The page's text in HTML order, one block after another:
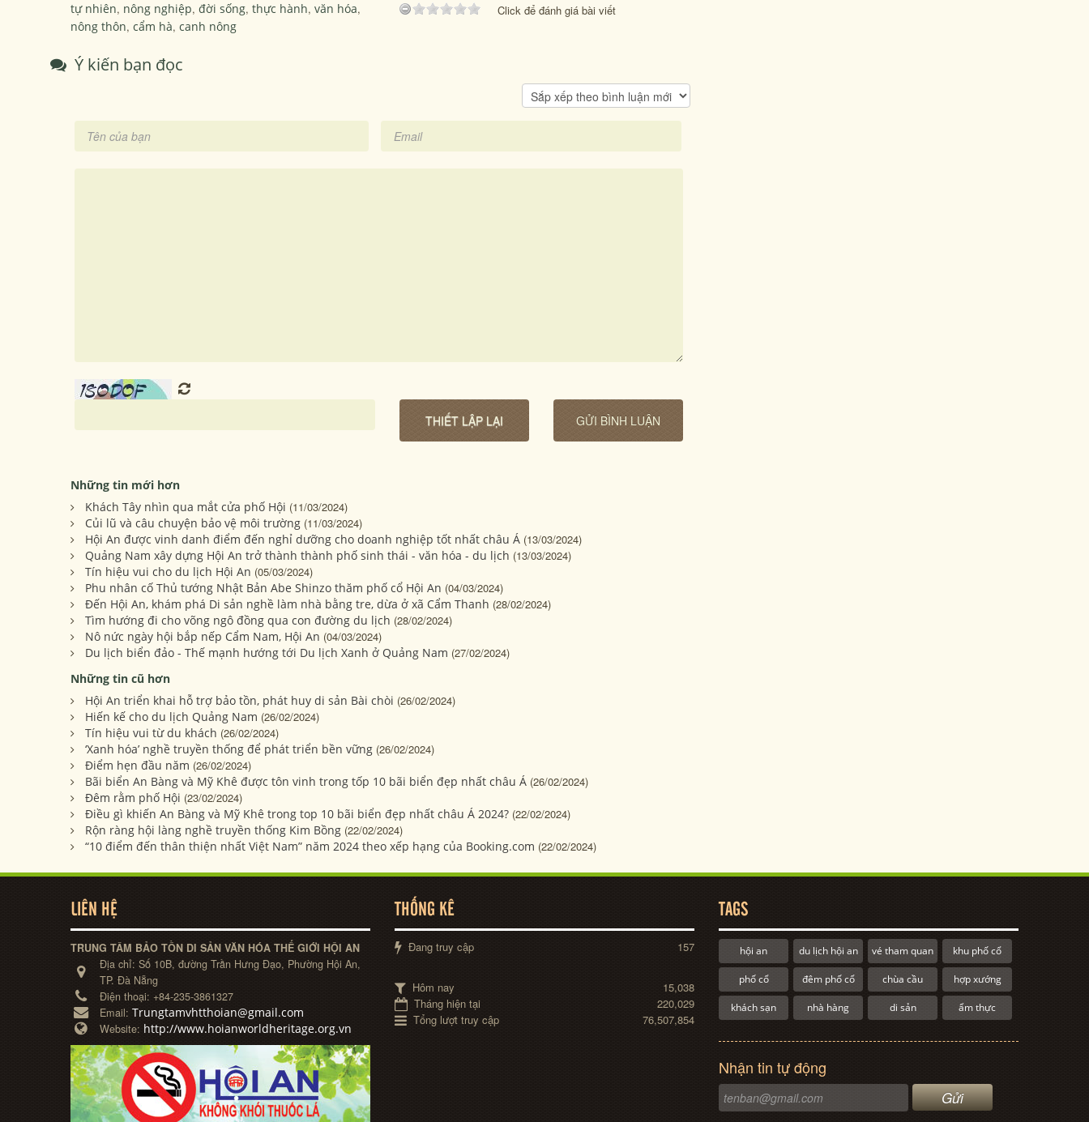
tự nhiên, nông nghiệp, đời sống, thực hành, văn hóa,
nông thôn, cẩm hà, canh nông
Click để đánh giá bài viết
Ý kiến bạn đọc
Những tin mới hơn
Khách Tây nhìn qua mắt cửa phố Hội (11/03/2024)
Củi lũ và câu chuyện bảo vệ môi trường (11/03/2024)
Hội An được vinh danh điểm đến nghỉ dưỡng cho doanh nghiệp tốt nhất châu Á (13/03/2024)
Quảng Nam xây dựng Hội An trở thành thành phố sinh thái - văn hóa - du lịch (13/03/2024)
Tín hiệu vui cho du lịch Hội An (05/03/2024)
Phu nhân cố Thủ tướng Nhật Bản Abe Shinzo thăm phố cổ Hội An (04/03/2024)
Đến Hội An, khám phá Di sản nghề làm nhà bằng tre, dừa ở xã Cẩm Thanh (28/02/2024)
Tìm hướng đi cho võng ngô đồng qua con đường du lịch (28/02/2024)
Nô nức ngày hội bắp nếp Cẩm Nam, Hội An (04/03/2024)
Du lịch biển đảo - Thế mạnh hướng tới Du lịch Xanh ở Quảng Nam (27/02/2024)
Những tin cũ hơn
Hội An triển khai hỗ trợ bảo tồn, phát huy di sản Bài chòi (26/02/2024)
Hiến kế cho du lịch Quảng Nam (26/02/2024)
Tín hiệu vui từ du khách (26/02/2024)
‘Xanh hóa’ nghề truyền thống để phát triển bền vững (26/02/2024)
Điểm hẹn đầu năm (26/02/2024)
Bãi biển An Bàng và Mỹ Khê được tôn vinh trong tốp 10 bãi biển đẹp nhất châu Á (26/02/2024)
Đêm rằm phố Hội (23/02/2024)
Điều gì khiến An Bàng và Mỹ Khê trong top 10 bãi biển đẹp nhất châu Á 2024? (22/02/2024)
Rộn ràng hội làng nghề truyền thống Kim Bồng (22/02/2024)
“10 điểm đến thân thiện nhất Việt Nam” năm 2024 theo xếp hạng của Booking.com (22/02/2024)
LIÊN HỆ
TRUNG TÂM BẢO TỒN DI SẢN VĂN HÓA THẾ GIỚI HỘI AN
Địa chỉ: Số 10B, đường Trần Hưng Đạo, Phường Hội An,
TP. Đà Nẵng
Điện thoại: +84-235-3861327
Email: Trungtamvhtthoian@gmail.com
Website: http://www.hoianworldheritage.org.vn
THỐNG KÊ
Đang truy cập 157
Hôm nay
15,038
Tháng hiện tại
220,029
Tổng lượt truy cập
76,507,854
TAGS
hội an du lịch hội an vé tham quan khu phố cổ
phố cổ đêm phố cổ chùa cầu hợp xướng
khách sạn nhà hàng di sản ẩm thực
Nhận tin tự động